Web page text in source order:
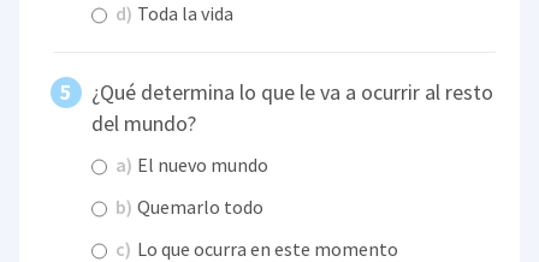
d) Toda la vida
¿Qué determina lo que le va a ocurrir al resto
del mundo?
a) El nuevo mundo
b) Quemarlo todo
c) Lo que ocurra en este momento